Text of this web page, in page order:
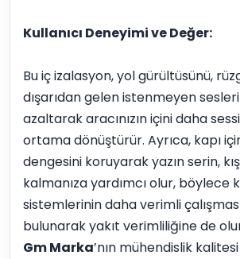
Kullanıcı Deneyimi ve Değer:
Bu iç izalasyon, yol gürültüsünü,
dışarıdan gelen istenmeyen
azaltarak aracınızın içini daha
ortama dönüştürür. Ayrıca, kapı
dengesini koruyarak yazın serin,
kalmanıza yardımcı olur, böylece
sistemlerinin daha verimli
bulunarak yakıt verimliliğine de
Gm Marka’nın mühendislik